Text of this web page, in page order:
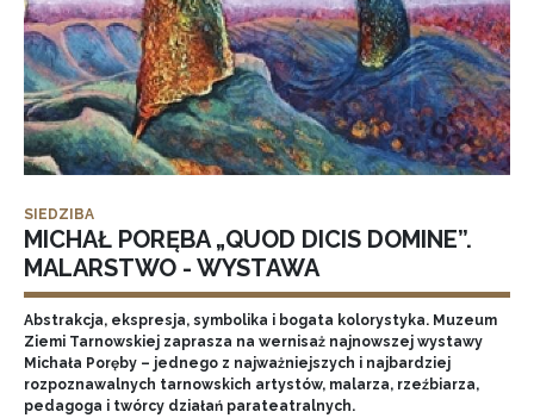
SIEDZIBA
MICHAŁ PORĘBA „QUOD DICIS DOMINE”.
MALARSTWO - WYSTAWA
Abstrakcja, ekspresja, symbolika i bogata kolorystyka. Muzeum
Ziemi Tarnowskiej zaprasza na wernisaż najnowszej wystawy
Michała Poręby – jednego z najważniejszych i najbardziej
rozpoznawalnych tarnowskich artystów, malarza, rzeźbiarza,
pedagoga i twórcy działań parateatralnych.